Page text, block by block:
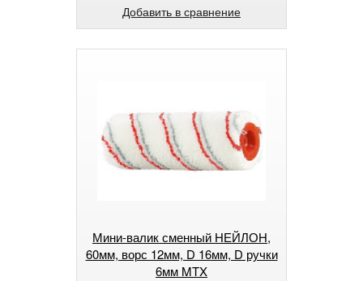
Добавить в сравнение
Мини-валик сменный НЕЙЛОН,
60мм, ворс 12мм, D 16мм, D ручки
6мм MTX